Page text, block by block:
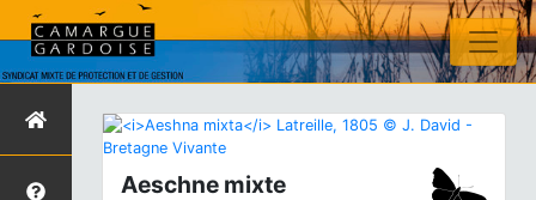
Aeschne mixte